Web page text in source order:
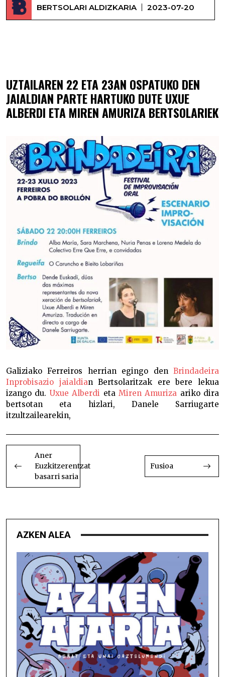
BERTSOLARI ALDIZKARIA 2023-07-20
UZTAILAREN 22 ETA 23AN OSPATUKO DEN
JAIALDIAN PARTE HARTUKO DUTE UXUE
ALBERDI ETA MIREN AMURIZA BERTSOLARIEK
Galiziako Ferreiros herrian egingo den Brindadeira
Inprobisazio jaialdian Bertsolaritzak ere bere lekua
izango du. Uxue Alberdi eta Miren Amuriza ariko dira
bertsotan eta hizlari, Danele Sarriugarte
itzultzailearekin,
BIDALKETETAN
ZEHAR
NABIGATU
Aner
Euzkitzerentzat
basarri saria
Fusioa
AZKEN ALEA